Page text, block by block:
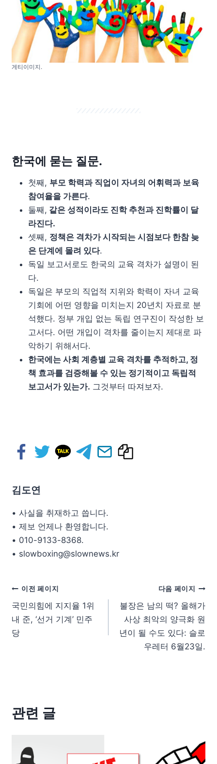
게티이미지.
한국에 묻는 질문.
첫째, 부모 학력과 직업이 자녀의 어휘력과 보육
참여율을 가른다.
둘째, 같은 성적이라도 진학 추천과 진학률이 달
라진다.
셋째, 정책은 격차가 시작되는 시점보다 한참 늦
은 단계에 몰려 있다.
독일 보고서로도 한국의 교육 격차가 설명이 된
다.
독일은 부모의 직업적 지위와 학력이 자녀 교육
기회에 어떤 영향을 미치는지 20년치 자료로 분
석했다. 정부 개입 없는 독립 연구진이 작성한 보
고서다. 어떤 개입이 격차를 줄이는지 제대로 파
악하기 위해서다.
한국에는 사회 계층별 교육 격차를 추적하고, 정
책 효과를 검증해볼 수 있는 정기적이고 독립적
보고서가 있는가. 그것부터 따져보자.
김도연
• 사실을 취재하고 씁니다.
• 제보 언제나 환영합니다.
• 010-9133-8368.
• slowboxing@slownews.kr
이전 페이지
국민의힘에 지지율 1위
내 준, ‘선거 기계’ 민주
당
다음 페이지
불장은 남의 떡? 올해가
사상 최악의 양극화 원
년이 될 수도 있다: 슬로
우레터 6월23일.
관련 글